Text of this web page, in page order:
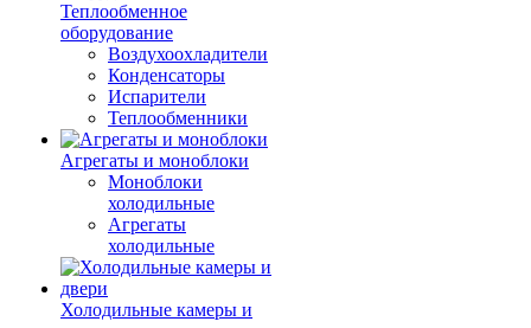
Теплообменное
оборудование
Воздухоохладители
Конденсаторы
Испарители
Теплообменники
Агрегаты и моноблоки
Моноблоки
холодильные
Агрегаты
холодильные
Холодильные камеры и